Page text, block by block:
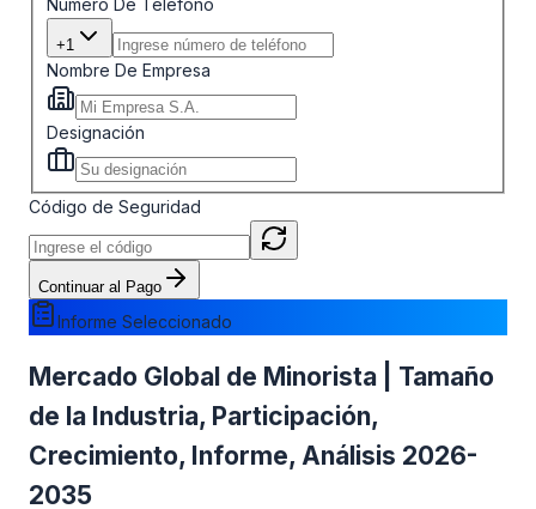
+1
Nombre De Empresa
Designación
Código de Seguridad
Continuar al Pago
Informe Seleccionado
Mercado Global de Minorista | Tamaño
de la Industria, Participación,
Crecimiento, Informe, Análisis 2026-
2035